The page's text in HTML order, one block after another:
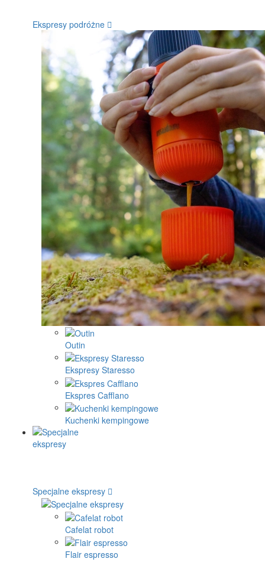
Ekspresy podróżne
Outin
Ekspresy Staresso
Ekspres Cafflano
Kuchenki kempingowe
Specjalne ekspresy
Cafelat robot
Flair espresso